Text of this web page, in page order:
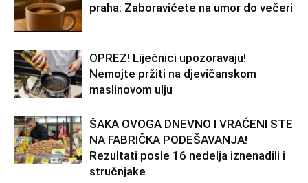
praha: Zaboravićete na umor do večeri
OPREZ! Liječnici upozoravaju!
Nemojte pržiti na djevičanskom
maslinovom ulju
ŠAKA OVOGA DNEVNO I VRAĆENI STE
NA FABRIČKA PODEŠAVANJA!
Rezultati posle 16 nedelja iznenadili i
stručnjake